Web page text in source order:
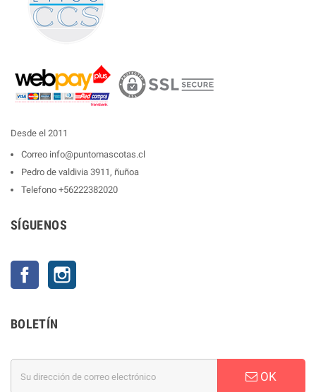
Desde el 2011
Correo info@puntomascotas.cl
Pedro de valdivia 3911, ñuñoa
Telefono +56222382020
SÍGUENOS
Facebook
BOLETÍN
OK